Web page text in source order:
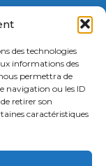
des technologies
informations des
permettra de
navigation ou les ID
retirer son
caractéristiques